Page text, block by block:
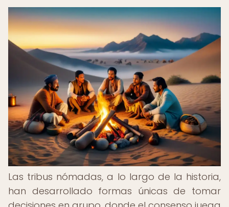
Las tribus nómadas, a lo largo de la historia,
han desarrollado formas únicas de tomar